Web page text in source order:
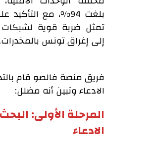
بلغت 94%، مع
تمثل ضربة قوية
إلى إغراق تونس بالمخدرات.
فريق منصة فالصو قام
الادعاء وتبين أنه مضلل:
المرحلة الأولى:
الادعاء